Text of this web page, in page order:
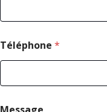
Téléphone *